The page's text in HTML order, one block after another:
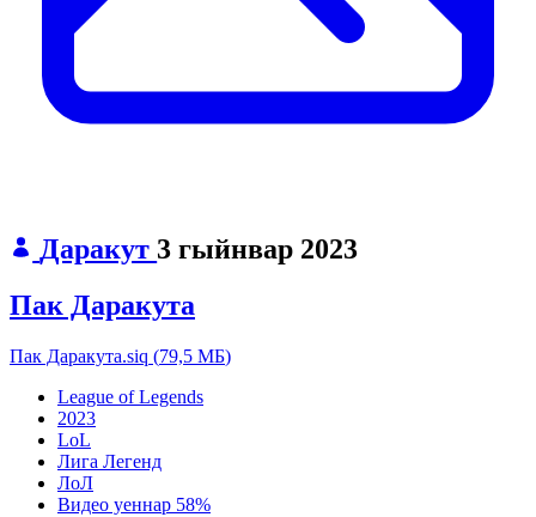
Даракут 3 гыйнвар 2023
Пак Даракута
Пак Даракута.siq (79,5 МБ)
League of Legends
2023
LoL
Лига Легенд
ЛоЛ
Видео уеннар 58%